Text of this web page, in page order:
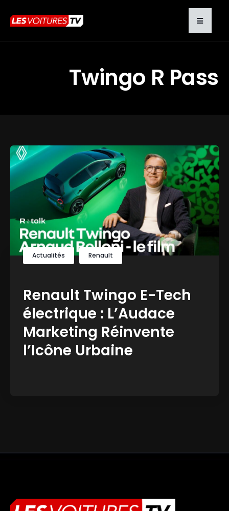
Twingo R Pass
Actualités Renault
Renault Twingo E-Tech
électrique : L’Audace
Marketing Réinvente
l’Icône Urbaine